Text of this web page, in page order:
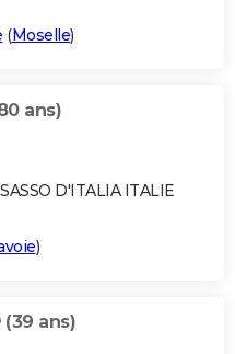
(Moselle)
ans)
D'ITALIA ITALIE
)
(39 ans)